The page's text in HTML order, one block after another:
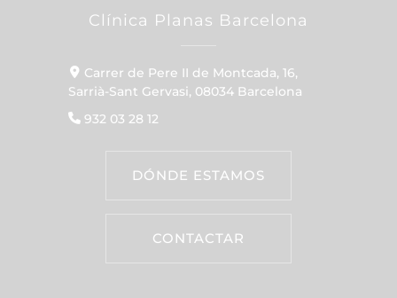
Clínica Planas Barcelona
Carrer de Pere II de Montcada, 16,
Sarrià-Sant Gervasi, 08034 Barcelona
932 03 28 12
DÓNDE ESTAMOS
CONTACTAR